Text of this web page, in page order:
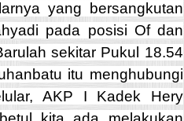
yang bersangkutan
pada posisi Of dan
sekitar Pukul 18.54
itu menghubungi
AKP I Kadek Hery